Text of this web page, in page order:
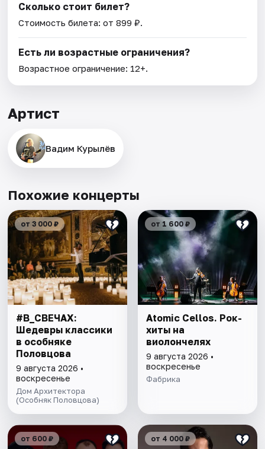
Сколько стоит билет?
Стоимость билета: от 899 ₽.
Есть ли возрастные ограничения?
Возрастное ограничение: 12+.
Артист
Вадим Курылёв
Похожие концерты
от 3 000 ₽
#В_СВЕЧАХ:
Шедевры классики
в особняке
Половцова
9 августа 2026 •
воскресенье
Дом Архитектора
(Особняк Половцова)
от 1 600 ₽
Atomic Cellos. Рок-
хиты на
виолончелях
9 августа 2026 •
воскресенье
Фабрика
от 600 ₽ от 4 000 ₽